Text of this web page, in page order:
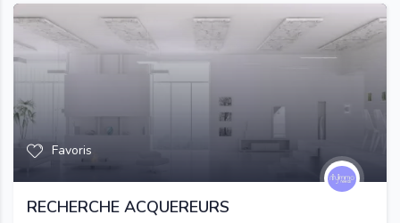
Favoris
RECHERCHE ACQUEREURS